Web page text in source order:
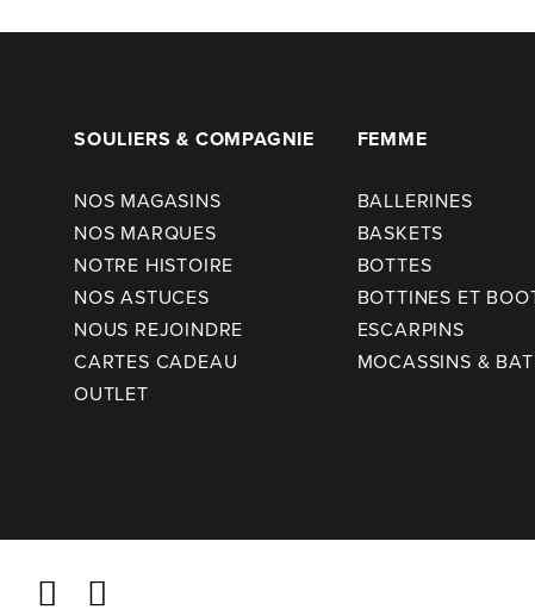
SOULIERS & COMPAGNIE
NOS MAGASINS
NOS MARQUES
NOTRE HISTOIRE
NOS ASTUCES
NOUS REJOINDRE
CARTES CADEAU
OUTLET
FEMME
BALLERINES
BASKETS
BOTTES
BOTTINES ET
ESCARPINS
MOCASSINS &